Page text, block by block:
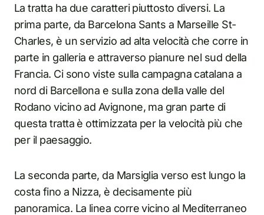
La tratta ha due caratteri piuttosto diversi. La
prima parte, da Barcelona Sants a Marseille St-
Charles, è un servizio ad alta velocità che corre in
parte in galleria e attraverso pianure nel sud della
Francia. Ci sono viste sulla campagna catalana a
nord di Barcellona e sulla zona della valle del
Rodano vicino ad Avignone, ma gran parte di
questa tratta è ottimizzata per la velocità più che
per il paesaggio.
La seconda parte, da Marsiglia verso est lungo la
costa fino a Nizza, è decisamente più
panoramica. La linea corre vicino al Mediterraneo